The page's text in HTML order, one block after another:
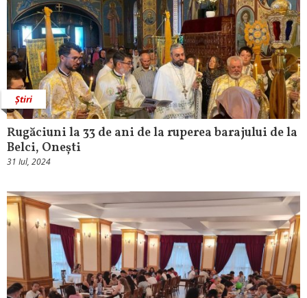
Știri
Rugăciuni la 33 de ani de la ruperea barajului de la
Belci, Onești
31 Iul, 2024